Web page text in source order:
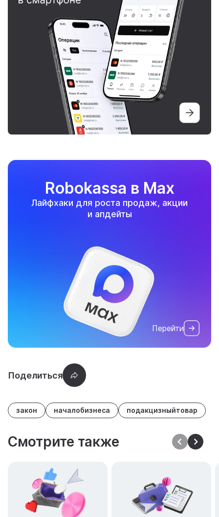
Robokassa в Max
Лайфхаки для роста продаж, акции
и апдейты
Перейти
закон началобизнеса подакцизныйтовар
Смотрите также